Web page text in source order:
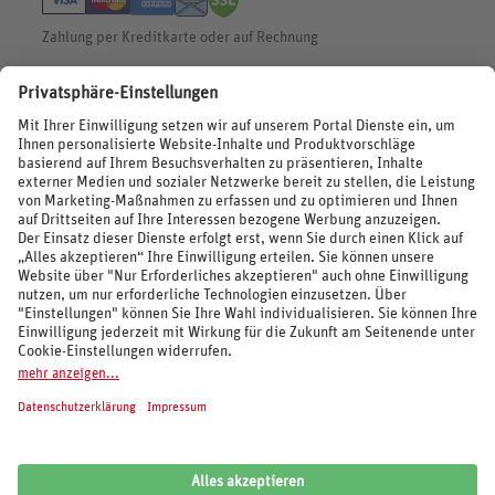
Zahlung per Kreditkarte oder auf Rechnung
BEWERTUNGEN
SOCIAL MEDIA
REISEVERANSTALTER UND MARKEN
© 2026 REWE Reisen